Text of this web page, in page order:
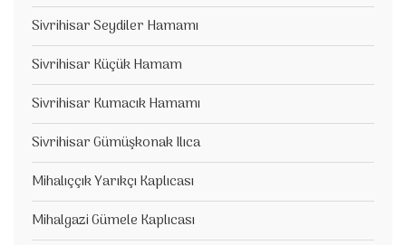
Sivrihisar Seydiler Hamamı
Sivrihisar Küçük Hamam
Sivrihisar Kumacık Hamamı
Sivrihisar Gümüşkonak Ilıca
Mihalıççık Yarıkçı Kaplıcası
Mihalgazi Gümele Kaplıcası